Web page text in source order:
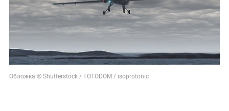
Обложка © Shutterstock / FOTODOM / isoprotonic